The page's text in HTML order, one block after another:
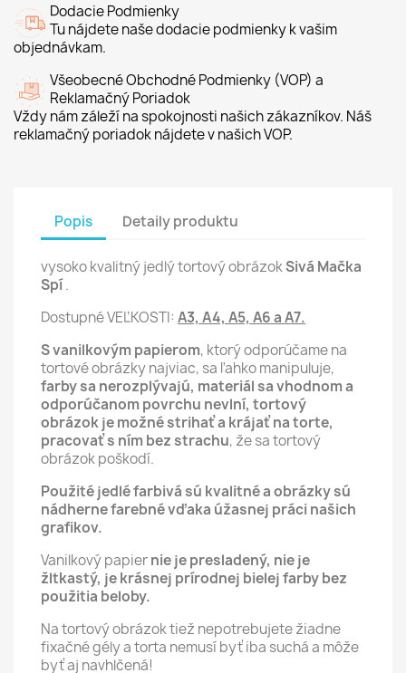
Dodacie Podmienky
Tu nájdete naše dodacie podmienky k vašim
objednávkam.
Všeobecné Obchodné Podmienky (VOP) a
Reklamačný Poriadok
Vždy nám záleží na spokojnosti našich zákazníkov. Náš
reklamačný poriadok nájdete v našich VOP.
Popis Detaily produktu
vysoko kvalitný jedlý tortový obrázokSivá Mačka
Spí.
Dostupné VEĽKOSTI: A3, A4, A5, A6 a A7.
S vanilkovým papierom, ktorý odporúčame na
tortové obrázky najviac, sa ľahko manipuluje,
farby sa nerozplývajú, materiál sa vhodnom a
odporúčanom povrchu nevlní, tortový
obrázok je možné strihať a krájať na torte,
pracovať s ním bez strachu, že sa tortový
obrázok poškodí.
Použité jedlé farbivá sú kvalitné a obrázky sú
nádherne farebné vďaka úžasnej práci našich
grafikov.
Vanilkový papiernie je presladený, nie je
žltkastý, je krásnej prírodnej bielej farby bez
použitia beloby.
Na tortový obrázok tiež nepotrebujete žiadne
fixačné gély a torta nemusí byť iba suchá a môže
byť aj navhlčená!